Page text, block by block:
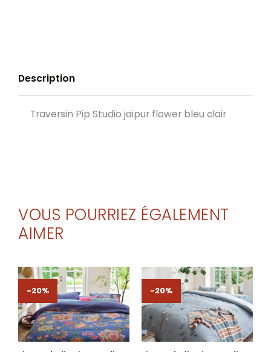
Description
Traversin Pip Studio jaipur flower bleu clair
VOUS POURRIEZ ÉGALEMENT
AIMER
-20% -20%